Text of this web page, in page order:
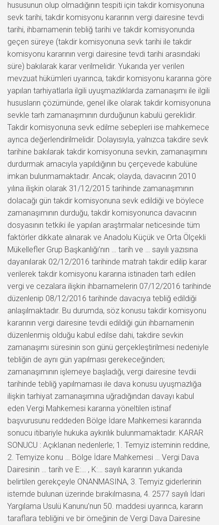
hususunun olup olmadığının tespiti için takdir komisyonuna
sevk tarihi, takdir komisyonu kararının vergi dairesine tevdi
tarihi, ihbarnamenin tebliğ tarihi ve takdir komisyonunda
geçen süreye (takdir komisyonuna sevk tarihi ile takdir
komisyonu kararının vergi dairesine tevdi tarihi arasındaki
süre) bakılarak karar verilmelidir. Yukarıda yer verilen
mevzuat hükümleri uyarınca, takdir komisyonu kararına göre
yapılan tarhiyatlarla ilgili uyuşmazlıklarda zamanaşımı ile ilgili
hususların çözümünde, genel ilke olarak takdir komisyonuna
sevkle tarh zamanaşımının durduğunun kabulü gereklidir.
Takdir komisyonuna sevk edilme sebepleri ise mahkemece
ayrıca değerlendirilmelidir. Dolayısıyla, yalnızca takdire sevk
tarihine bakılarak takdir komisyonuna sevkin, zamanaşımını
durdurmak amacıyla yapıldığının bu çerçevede kabulüne
imkan bulunmamaktadır. Ancak; olayda, davacının 2010
yılına ilişkin olarak 31/12/2015 tarihinde zamanaşımının
dolacağı gün takdir komisyonuna sevk edildiği ve böylece
zamanaşımının durduğu, takdir komisyonunca davacının
dosyasının tetkiki ile yapılan araştırmalar neticesinde tüm
faktörler dikkate alınarak ve Anadolu Küçük ve Orta Ölçekli
Mükellefler Grup Başkanlığı’nın … tarih ve … sayılı yazısına
dayanılarak 02/12/2016 tarihinde matrah takdir edilip karar
verilerek takdir komisyonu kararına istinaden tarh edilen
vergi ve cezalara ilişkin ihbarnamelerin 07/12/2016 tarihinde
düzenlenip 08/12/2016 tarihinde davacıya tebliğ edildiği
anlaşılmaktadır. Bu durumda, söz konusu takdir komisyonu
kararının vergi dairesine tevdii edildiği gün ihbarnamenin
düzenlenmiş olduğu kabul edilse dahi, takdire sevkin
zamanaşımı süresinin son günü gerçekleştirilmesi nedeniyle
tebliğin de aynı gün yapılması gerekeceğinden;
zamanaşımının işlemeye başladığı, vergi dairesine tevdii
tarihinde tebliğ yapılmaması ile dava konusu uyuşmazlığa
ilişkin tarhiyat zamanaşımına uğradığından davayı kabul
eden Vergi Mahkemesi kararına yöneltilen istinaf
başvurusunu reddeden Bölge İdare Mahkemesi kararında
sonucu itibariyle hukuka aykırılık bulunmamaktadır. KARAR
SONUCU : Açıklanan nedenlerle; 1. Temyiz isteminin reddine,
2. Temyize konu … Bölge İdare Mahkemesi … Vergi Dava
Dairesinin … tarih ve E:… , K:… sayılı kararının yukarıda
belirtilen gerekçeyle ONANMASINA, 3. Temyiz giderlerinin
istemde bulunan üzerinde bırakılmasına, 4. 2577 sayılı İdari
Yargılama Usulü Kanunu’nun 50. maddesi uyarınca, kararın
taraflara tebliğini ve bir örneğinin de Vergi Dava Dairesine